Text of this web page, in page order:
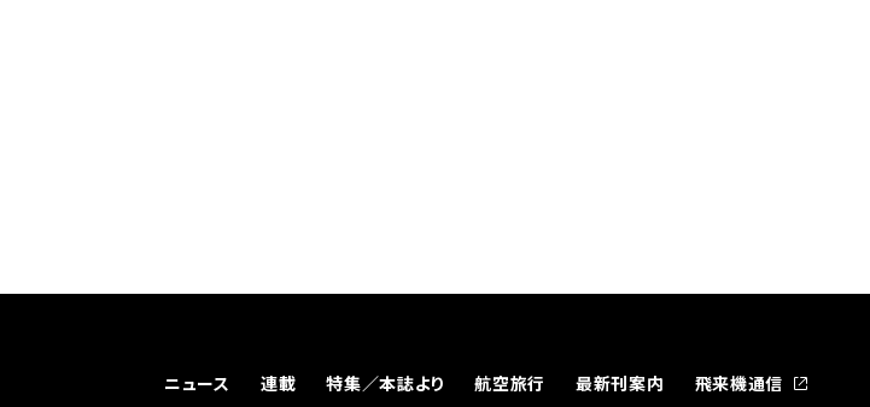
ニュース 連載 特集／本誌より 航空旅行 最新刊案内 飛来機通信